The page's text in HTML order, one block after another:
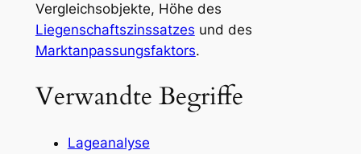
Vergleichsobjekte, Höhe des
Liegenschaftszinssatzes und des
Marktanpassungsfaktors.
Verwandte Begriffe
Lageanalyse